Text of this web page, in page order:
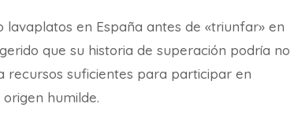
en España antes de «triunfar» en
que su historia de superación podría no
recursos suficientes para participar en
humilde.